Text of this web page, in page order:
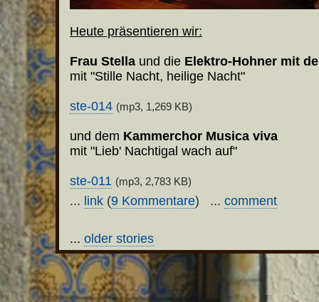
Heute präsentieren wir:
Frau Stella und die Elektro-Hohner mit
mit "Stille Nacht, heilige Nacht"
ste-014 (mp3, 1,269 KB)
und dem Kammerchor Musica viva
mit "Lieb' Nachtigal wach auf"
ste-011 (mp3, 2,783 KB)
... link (9 Kommentare) ... comment
... older stories